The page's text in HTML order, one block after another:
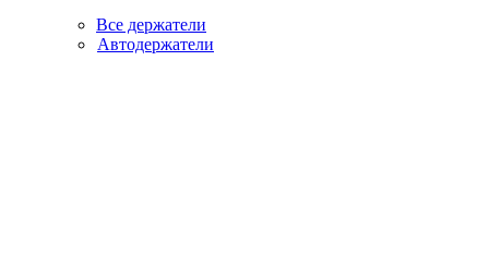
Все держатели
Автодержатели